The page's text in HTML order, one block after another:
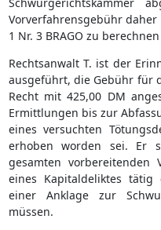
Vorverfahrensgebühr daher
1 Nr. 3 BRAGO zu
Rechtsanwalt T. ist der
ausgeführt, die Gebühr für
Recht mit 425,00 DM
Ermittlungen bis zur
eines versuchten
erhoben worden sei. Er
gesamten vorbereitenden
eines Kapitaldeliktes
einer Anklage zur
müssen.